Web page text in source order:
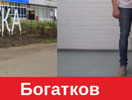
Богатков